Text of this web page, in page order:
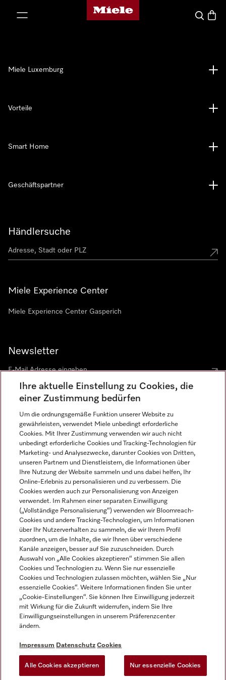
Miele-Homepage
Suche
Händlersuche
Miele Experience Center
Miele Experience Center Gasperich
Newsletter
Sprache
DEUTSCH
Miele Luxemburg
Vorteile
Smart Home
Geschäftspartner
Impressum
AGB
Datenschutz
Nutzungsbedingungen
Gesetzen über digitale Dienste
Cookie-Einstellungen
Miele auf Instagram
Miele auf Youtube
Ihre aktuelle Einstellung zu Cookies, die
einer Zustimmung bedürfen
Um die ordnungsgemäße Funktion unserer Website zu
gewährleisten, verwendet Miele unbedingt erforderliche
Cookies. Mit Ihrer Zustimmung verwenden wir auch nicht
unbedingt erforderliche Cookies und Tracking-Technologien für
Marketing- und Analysezwecke, darunter Cookies von Dritten,
unseren Partnern und Dienstleistern, die Informationen über
Ihre Nutzung der Website sammeln und uns dabei helfen, Ihr
Online-Erlebnis zu personalisieren und zu verbessern. Die
Cookies werden auch zur Personalisierung von Anzeigen
verwendet. Im Rahmen einer separaten Einwilligung
(„Vollständige Personalisierung“) verwenden wir Bloomreach-
Cookies und andere Tracking-Technologien, um Informationen
über Ihr Nutzerverhalten zu sammeln, die wir Ihrem Profil
zuordnen, um die Inhalte, die wir Ihnen über verschiedene
Kanäle anzeigen, besser auf Sie zuzuschneiden. Durch
Auswahl von „Alle Cookies akzeptieren“ stimmen Sie allen
Cookies und Technologien zu. Wenn Sie nur essenzielle
Cookies und Technologien zulassen möchten, wählen Sie „Nur
essenzielle Cookies“. Weitere Informationen finden Sie unter
„Cookie-Einstellungen“. Sie können Ihre Einwilligung jederzeit
mit Wirkung für die Zukunft widerrufen, indem Sie Ihre
Einwilligungseinstellungen in unserem Präferenzcenter
ändern.
Impressum Datenschutz Cookies
Alle Cookies akzeptieren Nur essenzielle Cookies